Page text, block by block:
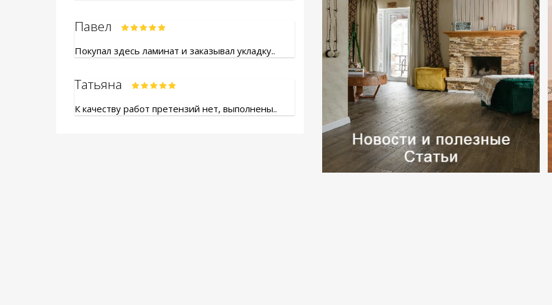
Павел
Покупал здесь ламинат и заказывал укладку..
Татьяна
К качеству работ претензий нет, выполнены..